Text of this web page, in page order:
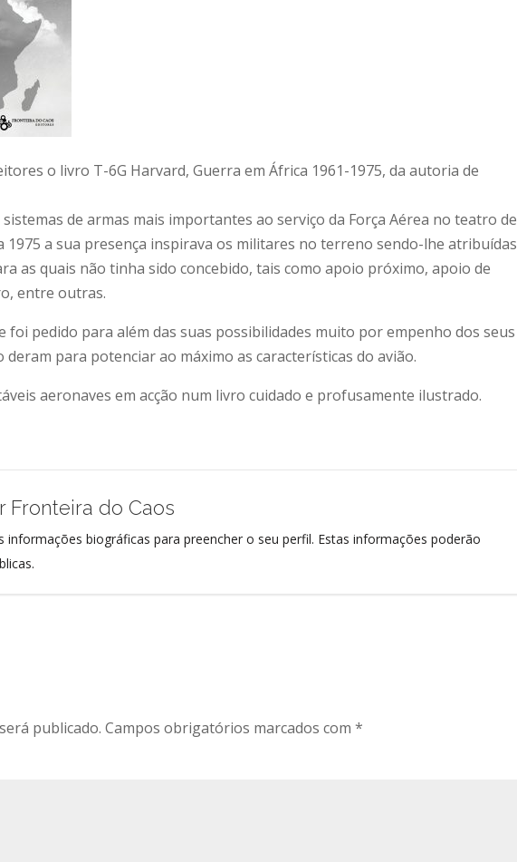
o livro T-6G Harvard, Guerra em África 1961-1975, da autoria de
de armas mais importantes ao serviço da Força Aérea no teatro de
1975 a sua presença inspirava os militares no terreno sendo-lhe atribuídas
as quais não tinha sido concebido, tais como apoio próximo, apoio de
entre outras.
foi pedido para além das suas possibilidades muito por empenho dos seus
deram para potenciar ao máximo as características do avião.
aeronaves em acção num livro cuidado e profusamente ilustrado.
Fronteira do Caos
informações biográficas para preencher o seu perfil. Estas informações poderão
publicado. Campos obrigatórios marcados com *